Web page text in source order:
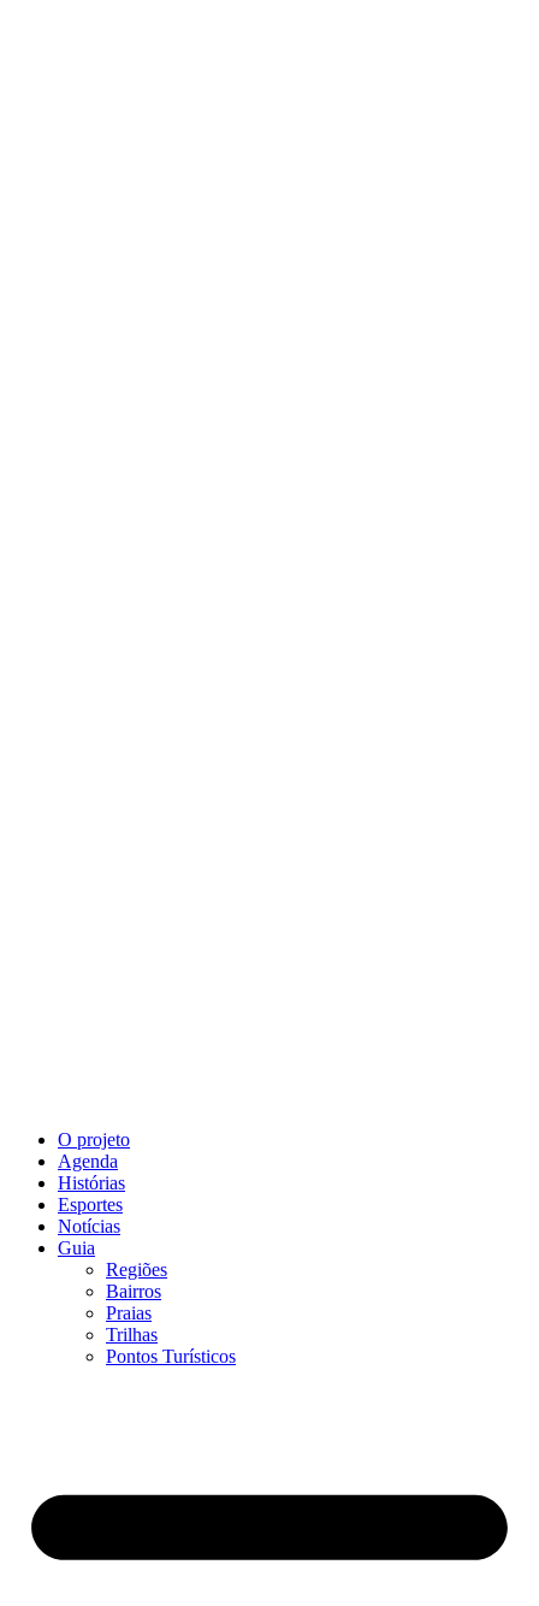
O projeto
Agenda
Histórias
Esportes
Notícias
Guia
Regiões
Bairros
Praias
Trilhas
Pontos Turísticos